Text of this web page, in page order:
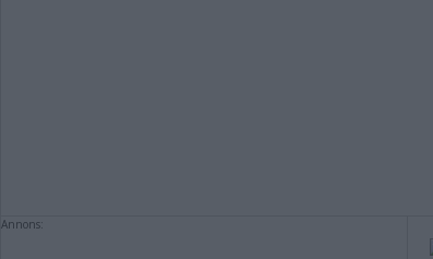
Annons: